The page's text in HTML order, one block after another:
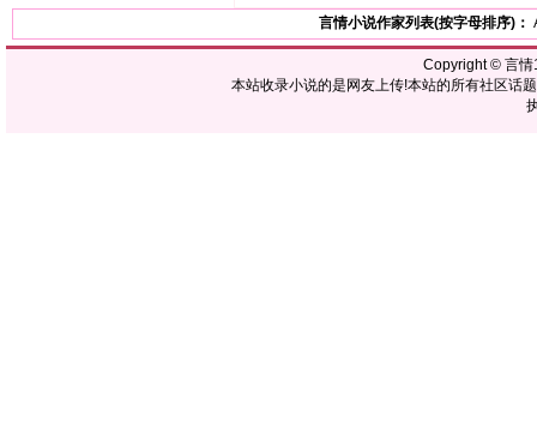
言情小说作家列表(按字母排序)：
Copyright © 言情
本站收录小说的是网友上传!本站的所有社区话